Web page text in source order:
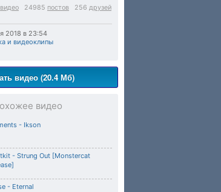
видео 24985 постов 256 друзей
2018 в 23:54
и видеоклипы
видео (20.4 Мб)
видео
- Ikson
- Strung Out [Monstercat
- Eternal